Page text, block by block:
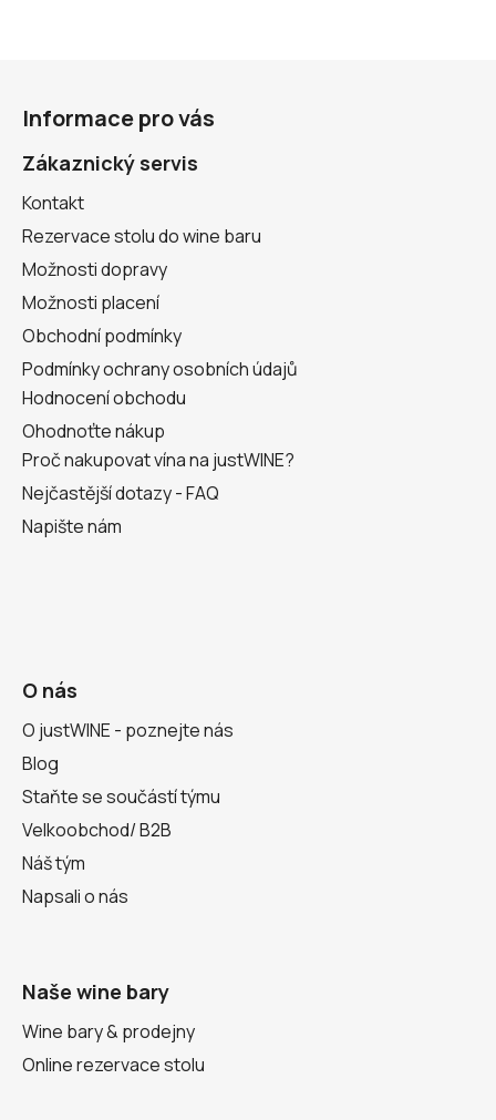
Informace pro vás
Zákaznický servis
Kontakt
Rezervace stolu do wine baru
Možnosti dopravy
Možnosti placení
Obchodní podmínky
Podmínky ochrany osobních údajů
Hodnocení obchodu
Ohodnoťte nákup
Proč nakupovat vína na justWINE?
Nejčastější dotazy - FAQ
Napište nám
O nás
O justWINE - poznejte nás
Blog
Staňte se součástí týmu
Velkoobchod/ B2B
Náš tým
Napsali o nás
Naše wine bary
Wine bary & prodejny
Online rezervace stolu